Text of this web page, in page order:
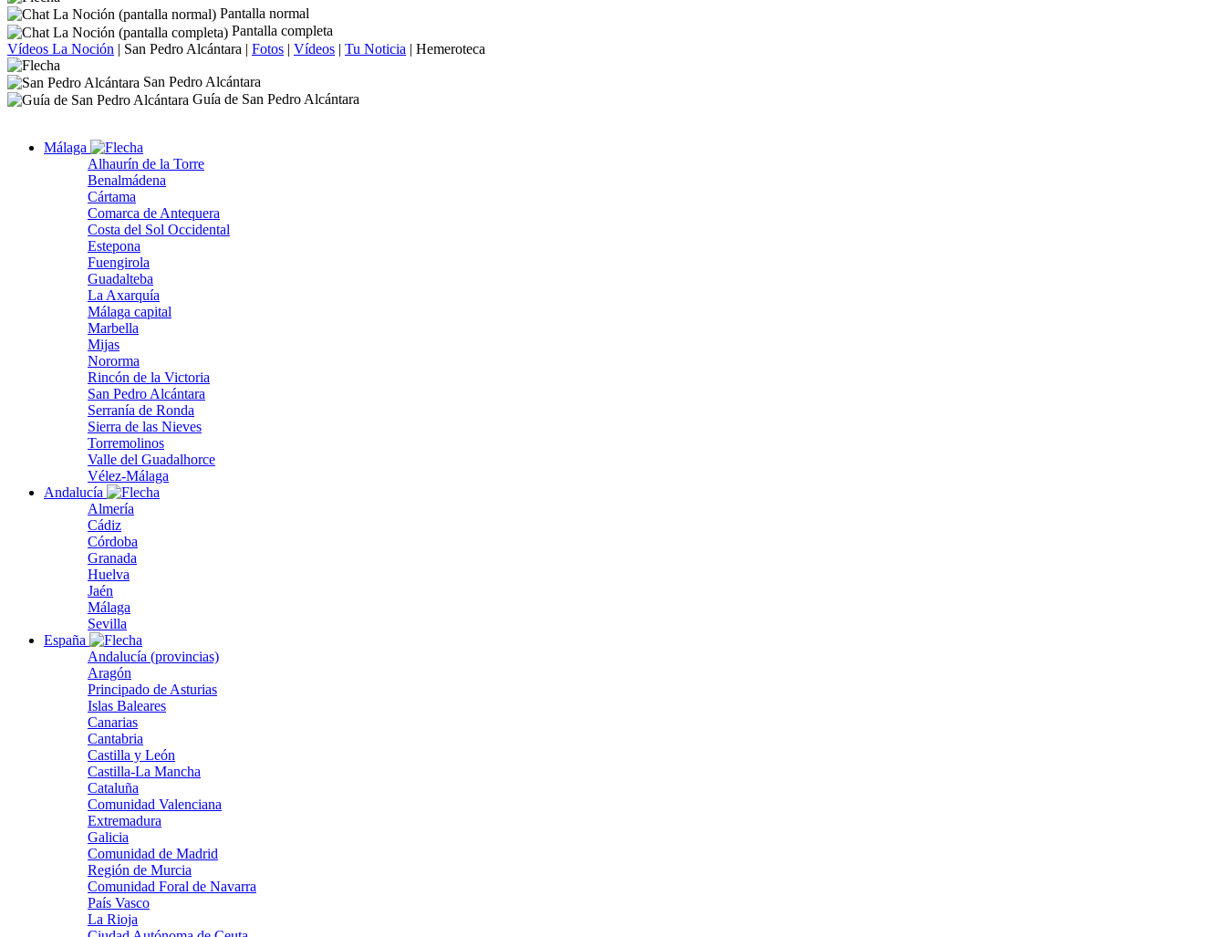
Pantalla normal
Pantalla completa
Vídeos La Noción | San Pedro Alcántara | Fotos | Vídeos | Tu Noticia | Hemeroteca
San Pedro Alcántara
Guía de San Pedro Alcántara
Málaga
Alhaurín de la Torre
Benalmádena
Cártama
Comarca de Antequera
Costa del Sol Occidental
Estepona
Fuengirola
Guadalteba
La Axarquía
Málaga capital
Marbella
Mijas
Nororma
Rincón de la Victoria
San Pedro Alcántara
Serranía de Ronda
Sierra de las Nieves
Torremolinos
Valle del Guadalhorce
Vélez-Málaga
Andalucía
Almería
Cádiz
Córdoba
Granada
Huelva
Jaén
Málaga
Sevilla
España
Andalucía (provincias)
Aragón
Principado de Asturias
Islas Baleares
Canarias
Cantabria
Castilla y León
Castilla-La Mancha
Cataluña
Comunidad Valenciana
Extremadura
Galicia
Comunidad de Madrid
Región de Murcia
Comunidad Foral de Navarra
País Vasco
La Rioja